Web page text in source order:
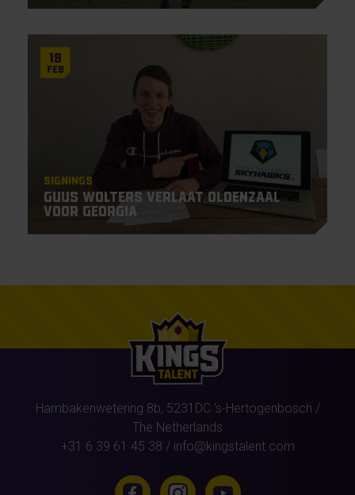
18
Feb
Signings
Guus Wolters verlaat Oldenzaal
voor Georgia
Hambakenwetering 8b, 5231DC 's-Hertogenbosch /
The Netherlands
+31 6 39 61 45 38 / info@kingstalent.com